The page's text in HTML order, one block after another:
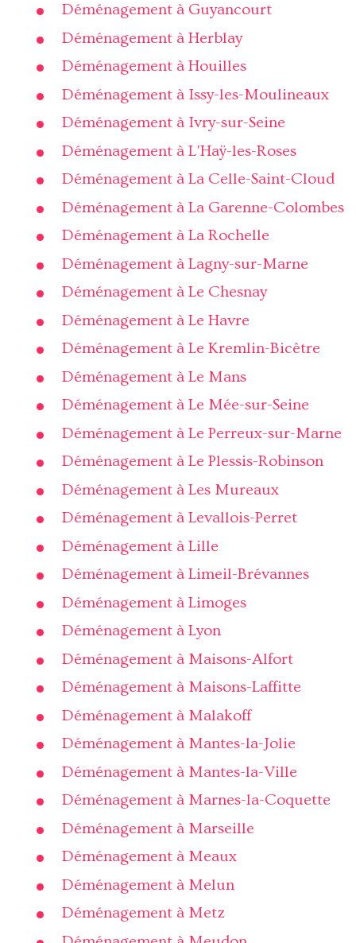
Déménagement à Guyancourt
Déménagement à Herblay
Déménagement à Houilles
Déménagement à Issy-les-Moulineaux
Déménagement à Ivry-sur-Seine
Déménagement à L'Haÿ-les-Roses
Déménagement à La Celle-Saint-Cloud
Déménagement à La Garenne-Colombes
Déménagement à La Rochelle
Déménagement à Lagny-sur-Marne
Déménagement à Le Chesnay
Déménagement à Le Havre
Déménagement à Le Kremlin-Bicêtre
Déménagement à Le Mans
Déménagement à Le Mée-sur-Seine
Déménagement à Le Perreux-sur-Marne
Déménagement à Le Plessis-Robinson
Déménagement à Les Mureaux
Déménagement à Levallois-Perret
Déménagement à Lille
Déménagement à Limeil-Brévannes
Déménagement à Limoges
Déménagement à Lyon
Déménagement à Maisons-Alfort
Déménagement à Maisons-Laffitte
Déménagement à Malakoff
Déménagement à Mantes-la-Jolie
Déménagement à Mantes-la-Ville
Déménagement à Marnes-la-Coquette
Déménagement à Marseille
Déménagement à Meaux
Déménagement à Melun
Déménagement à Metz